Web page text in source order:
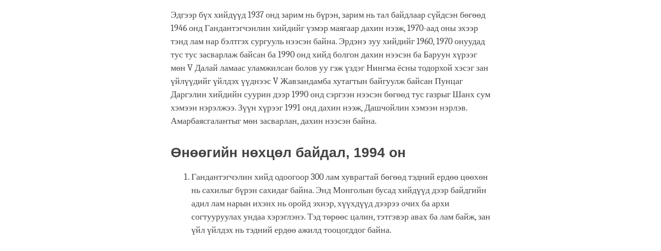
Эдгээр бүх хийдүүд 1937 онд зарим нь бүрэн, зарим нь тал байдлаар сүйдсэн бөгөөд
1946 онд Гандантэгчэнлин хийдийг үзмэр маягаар дахин нээж, 1970-аад оны эхээр
тэнд лам нар бэлтгэх сургууль нээсэн байна. Эрдэнэ зуу хийдийг 1960, 1970 онуудад
тус тус засварлаж байсан ба 1990 онд хийд болгон дахин нээсэн ба Баруун хүрээг
мөн V Далай ламаас уламжилсан болов уу гэж үздэг Нингма ёсны тодорхой хэсэг зан
үйлүүдийг үйлдэх үүднээс V Жавзандамба хутагтын байгуулж байсан Пунцаг
Даргэлин хийдийн суурин дээр 1990 онд сэргээн нээсэн бөгөөд тус газрыг Шанх сум
хэмээн нэрэлжээ. Зүүн хүрээг 1991 онд дахин нээж, Дашчойлин хэмээн нэрлэв.
Амарбаясгалантыг мөн засварлан, дахин нээсэн байна.
Өнөөгийн нөхцөл байдал, 1994 он
Гандантэгчэлин хийд одоогоор 300 лам хуврагтай бөгөөд тэдний ердөө цөөхөн
нь сахилыг бүрэн сахидаг байна. Энд Монголын бусад хийдүүд дээр байдгийн
адил лам нарын ихэнх нь оройд эхнэр, хүүхдүүд дээрээ очих ба архи
согтууруулах ундаа хэрэглэнэ. Тэд төрөөс цалин, тэтгэвэр авах ба лам байж, зан
үйл үйлдэх нь тэдний ердөө ажилд тооцогддог байна.